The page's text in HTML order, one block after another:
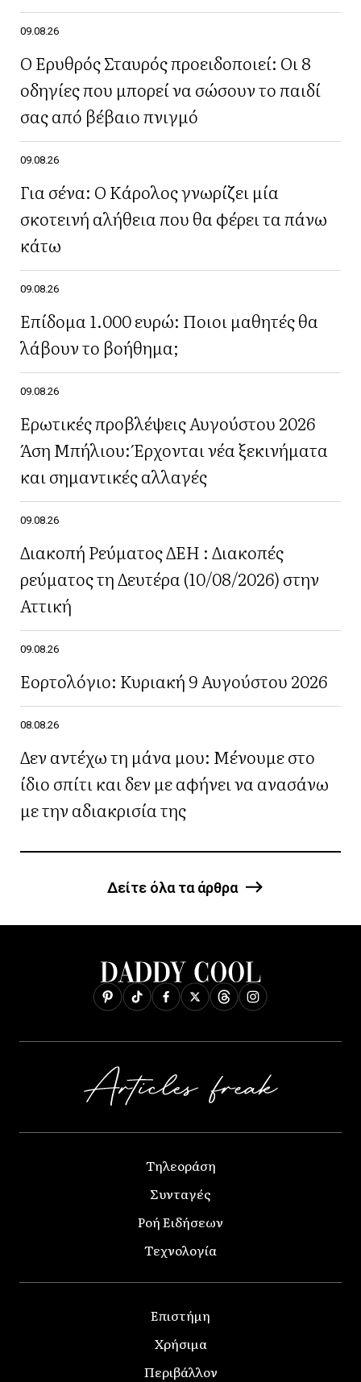
09.08.26
Ο Ερυθρός Σταυρός προειδοποιεί: Οι 8
οδηγίες που μπορεί να σώσουν το παιδί
σας από βέβαιο πνιγμό
09.08.26
Για σένα: Ο Κάρολος γνωρίζει μία
σκοτεινή αλήθεια που θα φέρει τα πάνω
κάτω
09.08.26
Επίδομα 1.000 ευρώ: Ποιοι μαθητές θα
λάβουν το βοήθημα;
09.08.26
Ερωτικές προβλέψεις Αυγούστου 2026
Άση Μπήλιου: Έρχονται νέα ξεκινήματα
και σημαντικές αλλαγές
09.08.26
Διακοπή Ρεύματος ΔΕΗ : Διακοπές
ρεύματος τη Δευτέρα (10/08/2026) στην
Αττική
09.08.26
Εορτολόγιο: Κυριακή 9 Αυγούστου 2026
08.08.26
Δεν αντέχω τη μάνα μου: Μένουμε στο
ίδιο σπίτι και δεν με αφήνει να ανασάνω
με την αδιακρισία της
Δείτε όλα τα άρθρα
Τηλεοράση
Συνταγές
Ροή Ειδήσεων
Τεχνολογία
Επιστήμη
Χρήσιμα
Περιβάλλον